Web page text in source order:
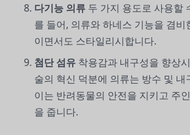
다기능 의류 두 가지 용도로 사용할
를 들어, 의류와 하네스 기능을 겸비
이면서도 스타일리시합니다.
첨단 섬유 착용감과 내구성을 향상
술의 혁신 덕분에 의류는 방수 및 내
이는 반려동물의 안전을 지키고 주
을 줍니다.